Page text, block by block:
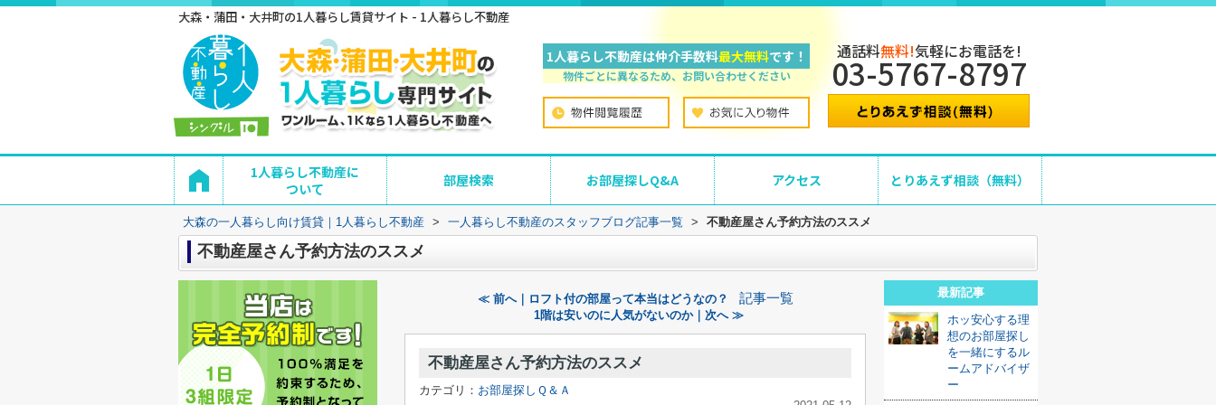
大森・蒲田・大井町の1人暮らし賃貸サイト - 1人暮らし不動産
1人暮らし不動産は仲介手数料最大無料です！
物件ごとに異なるため、お問い合わせください
通話料無料!気軽にお電話を!
03-5767-8797
1人暮らし不動産に
ついて
部屋検索 お部屋探しQ&A アクセス とりあえず相談（無料）
大森の一人暮らし向け賃貸｜1人暮らし不動産 > 一人暮らし不動産のスタッフブログ記事一覧 > 不動産屋さん予約方法のススメ
不動産屋さん予約方法のススメ
≪ 前へ｜ロフト付の部屋って本当はどうなの？ 記事一覧
1階は安いのに人気がないのか｜次へ ≫
不動産屋さん予約方法のススメ
カテゴリ： お部屋探しＱ＆Ａ
最新記事
ホッ安心する理
想のお部屋探し
を一緒にするル
ームアドバイザ
ー